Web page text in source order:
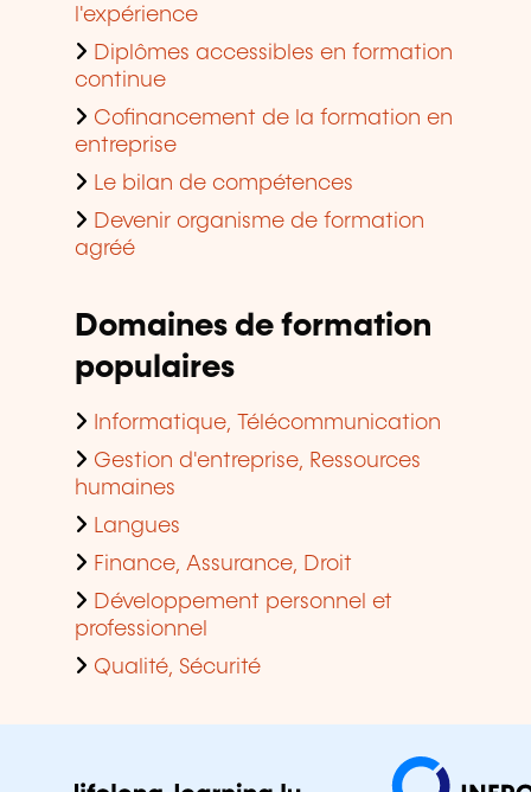
l'expérience
Diplômes accessibles en formation
continue
Cofinancement de la formation en
entreprise
Le bilan de compétences
Devenir organisme de formation
agréé
Domaines de formation
populaires
Informatique, Télécommunication
Gestion d'entreprise, Ressources
humaines
Langues
Finance, Assurance, Droit
Développement personnel et
professionnel
Qualité, Sécurité